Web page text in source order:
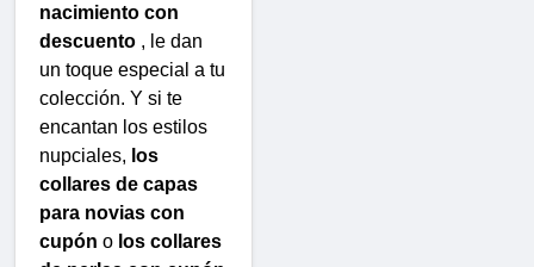
nacimiento con
descuento , le dan
un toque especial a tu
colección. Y si te
encantan los estilos
nupciales, los
collares de capas
para novias con
cupón o los collares